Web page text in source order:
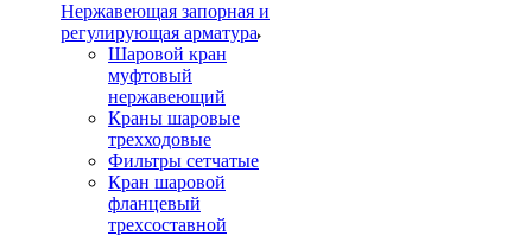
Нержавеющая запорная и
регулирующая арматура
Шаровой кран
муфтовый
нержавеющий
Краны шаровые
трехходовые
Фильтры сетчатые
Кран шаровой
фланцевый
трехсоставной